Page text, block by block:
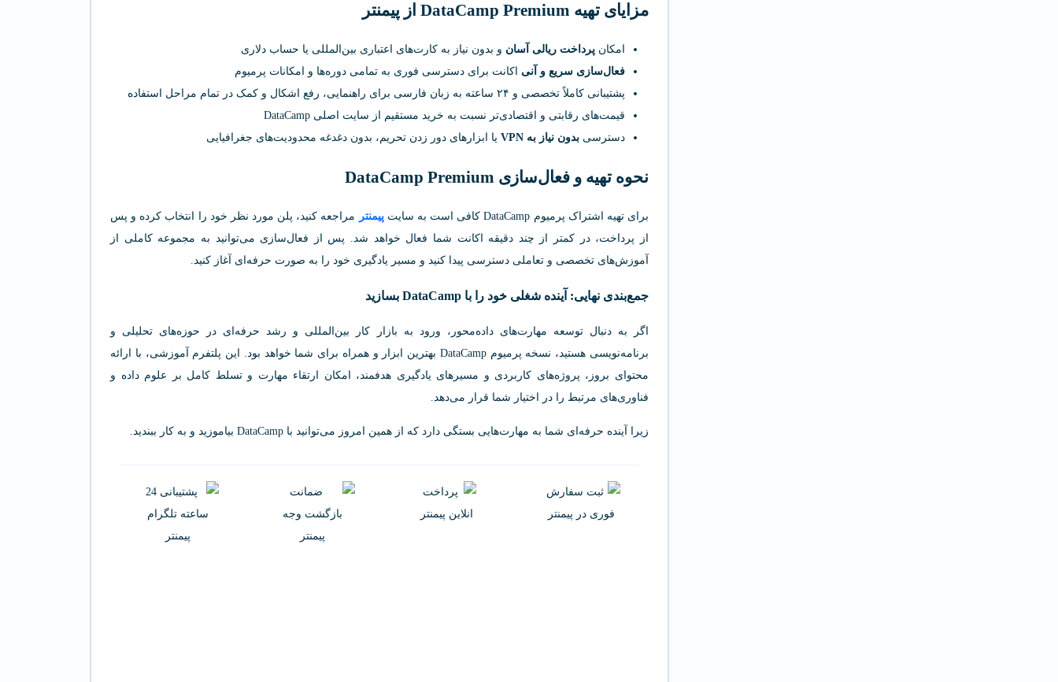
مزایای تهیه DataCamp Premium از پیمنتر
امکان پرداخت ریالی آسان و بدون نیاز به کارت‌های اعتباری بین‌المللی یا حساب دلاری
فعال‌سازی سریع و آنی اکانت برای دسترسی فوری به تمامی دوره‌ها و امکانات پرمیوم
پشتیبانی کاملاً تخصصی و ۲۴ ساعته به زبان فارسی برای راهنمایی، رفع اشکال و کمک در تمام مراحل استفاده
قیمت‌های رقابتی و اقتصادی‌تر نسبت به خرید مستقیم از سایت اصلی DataCamp
دسترسی بدون نیاز به VPN یا ابزارهای دور زدن تحریم، بدون دغدغه محدودیت‌های جغرافیایی
نحوه تهیه و فعال‌سازی DataCamp Premium
برای تهیه اشتراک پرمیوم DataCamp کافی است به سایت پیمنتر
مراجعه کنید، پلن مورد نظر خود را انتخاب کرده و پس
از پرداخت، در کمتر از چند دقیقه اکانت شما فعال خواهد شد. پس از فعال‌سازی می‌توانید به مجموعه کاملی از
آموزش‌های تخصصی و تعاملی دسترسی پیدا کنید و مسیر یادگیری خود را به صورت حرفه‌ای آغاز کنید.
جمع‌بندی نهایی: آینده شغلی خود را با DataCamp بسازید
اگر به دنبال توسعه مهارت‌های داده‌محور، ورود به بازار کار بین‌المللی و رشد حرفه‌ای در حوزه‌های تحلیلی و
برنامه‌نویسی هستید، نسخه پرمیوم DataCamp بهترین ابزار و همراه برای شما خواهد بود. این پلتفرم آموزشی، با ارائه
محتوای بروز، پروژه‌های کاربردی و مسیرهای یادگیری هدفمند، امکان ارتقاء مهارت و تسلط کامل بر علوم داده و
فناوری‌های مرتبط را در اختیار شما قرار می‌دهد.
زیرا آینده حرفه‌ای شما به مهارت‌هایی بستگی دارد که از همین امروز می‌توانید با DataCamp بیاموزید و به کار ببندید.